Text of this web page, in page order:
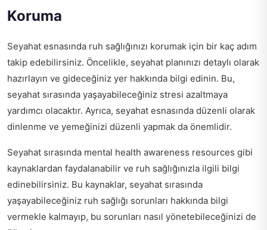
Koruma
Seyahat esnasında ruh sağlığınızı korumak için bir kaç adım
takip edebilirsiniz. Öncelikle, seyahat planınızı detaylı olarak
hazırlayın ve gideceğiniz yer hakkında bilgi edinin. Bu,
seyahat sırasında yaşayabileceğiniz stresi azaltmaya
yardımcı olacaktır. Ayrıca, seyahat esnasında düzenli olarak
dinlenme ve yemeğinizi düzenli yapmak da önemlidir.
Seyahat sırasında mental health awareness resources gibi
kaynaklardan faydalanabilir ve ruh sağlığınızla ilgili bilgi
edinebilirsiniz. Bu kaynaklar, seyahat sırasında
yaşayabileceğiniz ruh sağlığı sorunları hakkında bilgi
vermekle kalmayıp, bu sorunları nasıl yönetebileceğinizi de